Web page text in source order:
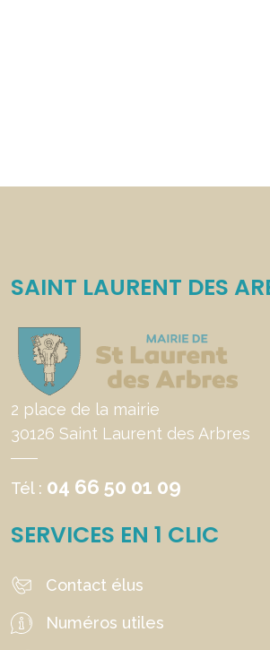
SAINT LAURENT DES
2 place de la mairie
30126 Saint Laurent des Arbres
Tél : 04 66 50 01 09
SERVICES EN 1 CLIC
Contact élus
Numéros utiles